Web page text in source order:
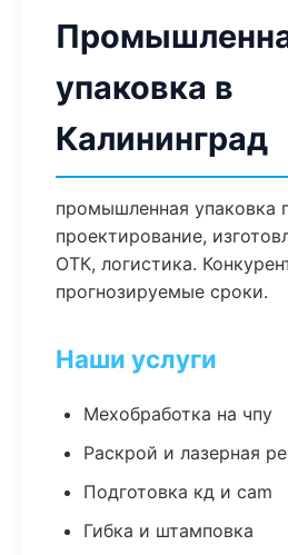
упаковка в
Калининград
промышленная упаковка
проектирование,
ОТК, логистика.
прогнозируемые сроки.
Наши услуги
Мехобработка на чпу
Раскрой и лазерная
Подготовка кд и cam
Гибка и штамповка